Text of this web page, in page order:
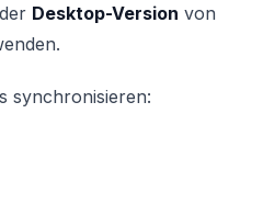
Desktop-Version von
synchronisieren: